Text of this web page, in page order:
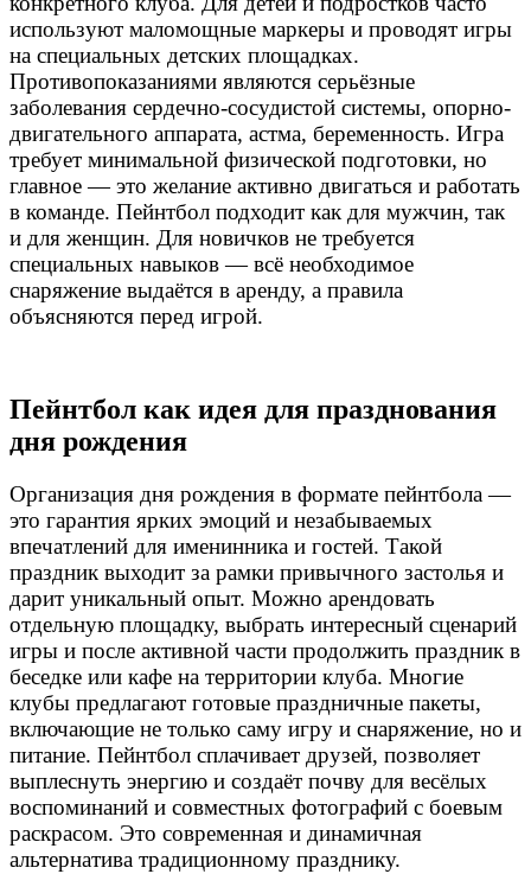
используют маломощные маркеры и проводят игры
на специальных детских площадках.
Противопоказаниями являются серьёзные
заболевания сердечно-сосудистой системы, опорно-
двигательного аппарата, астма, беременность. Игра
требует минимальной физической подготовки, но
главное — это желание активно двигаться и работать
в команде. Пейнтбол подходит как для мужчин, так
и для женщин. Для новичков не требуется
специальных навыков — всё необходимое
снаряжение выдаётся в аренду, а правила
объясняются перед игрой.
Пейнтбол как идея для празднования
дня рождения
Организация дня рождения в формате пейнтбола —
это гарантия ярких эмоций и незабываемых
впечатлений для именинника и гостей. Такой
праздник выходит за рамки привычного застолья и
дарит уникальный опыт. Можно арендовать
отдельную площадку, выбрать интересный сценарий
игры и после активной части продолжить праздник в
беседке или кафе на территории клуба. Многие
клубы предлагают готовые праздничные пакеты,
включающие не только саму игру и снаряжение, но и
питание. Пейнтбол сплачивает друзей, позволяет
выплеснуть энергию и создаёт почву для весёлых
воспоминаний и совместных фотографий с боевым
раскрасом. Это современная и динамичная
альтернатива традиционному празднику.